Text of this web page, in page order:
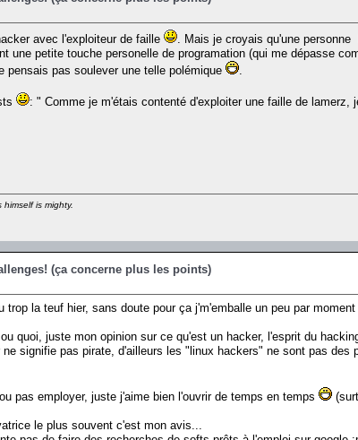
avec l'exploiteur de faille
. Mais je croyais qu'une
une petite touche personelle de programation (qui me dépasse
pensais pas soulever une telle polémique
: " Comme je m'étais contenté d'exploiter une faille de
is mighty.
(ça concerne plus les points)
la teuf hier, sans doute pour ça j'm'emballe un peu par moment
quoi, juste mon opinion sur ce qu'est un hacker, l'esprit du
signifie pas pirate, d'ailleurs les "linux hackers" ne sont pas
pas employer, juste j'aime bien l'ouvrir de temps en temps
le plus souvent c'est mon avis...